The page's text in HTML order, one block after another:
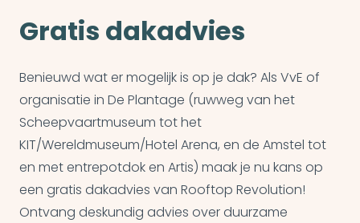
Gratis dakadvies
Benieuwd wat er mogelijk is op je dak? Als VvE of
organisatie in De Plantage (ruwweg van het
Scheepvaartmuseum tot het
KIT/Wereldmuseum/Hotel Arena, en de Amstel tot
en met entrepotdok en Artis) maak je nu kans op
een gratis dakadvies van Rooftop Revolution!
Ontvang deskundig advies over duurzame